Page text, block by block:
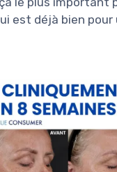
est déjà bien